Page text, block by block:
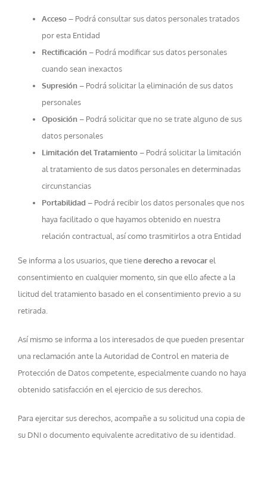
Acceso – Podrá consultar sus datos personales tratados
por esta Entidad
Rectificación– Podrá modificar sus datos personales
cuando sean inexactos
Supresión– Podrá solicitar la eliminación de sus datos
personales
Oposición– Podrá solicitar que no se trate alguno de sus
datos personales
Limitación del Tratamiento– Podrá solicitar la limitación
al tratamiento de sus datos personales en determinadas
circunstancias
Portabilidad – Podrá recibir los datos personales que nos
haya facilitado o que hayamos obtenido en nuestra
relación contractual, así como trasmitirlos a otra Entidad
Se informa a los usuarios, que tienederecho a revocarel
consentimiento en cualquier momento, sin que ello afecte a la
licitud del tratamiento basado en el consentimiento previo a su
retirada.
Así mismo se informa a los interesados de que pueden presentar
una reclamación ante la Autoridad de Control en materia de
Protección de Datos competente, especialmente cuando no haya
obtenido satisfacción en el ejercicio de sus derechos.
Para ejercitar sus derechos, acompañe a su solicitud una copia de
su DNI o documento equivalente acreditativo de su identidad.